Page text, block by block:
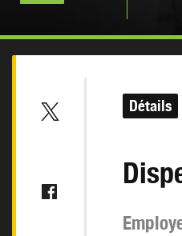
Détails